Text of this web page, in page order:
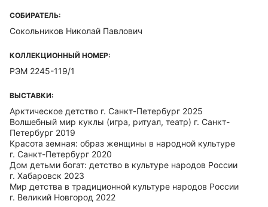
СОБИРАТЕЛЬ:
Сокольников Николай Павлович
КОЛЛЕКЦИОННЫЙ НОМЕР:
РЭМ 2245-119/1
ВЫСТАВКИ:
Арктическое детство г. Санкт-Петербург 2025
Волшебный мир куклы (игра, ритуал, театр) г. Санкт-
Петербург 2019
Красота земная: образ женщины в народной культуре
г. Санкт-Петербург 2020
Дом детьми богат: детство в культуре народов России
г. Хабаровск 2023
Мир детства в традиционной культуре народов России
г. Великий Новгород 2022